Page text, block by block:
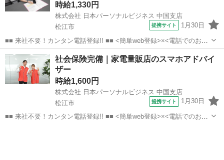
時給1,330円
株式会社 日本パーソナルビジネス 中国支店
松江市
提携サイト 1月30日
■■ 来社不要！カンタン電話登録!! ■■ <簡単web登録>×<電話でのお仕
事紹介> で、来社なくお仕事探しが可能です♪ 基本情報を入力したら
電話で希望を伝えるだけでOK★ 営業、ラウンダー、事務のお仕事も
あります♪ ご希...
島根 松江市 店長
社会保険完備｜家電量販店のスマホアドバイ
ザー
時給1,600円
株式会社 日本パーソナルビジネス 中国支店
松江市
提携サイト 1月30日
■■ 来社不要！カンタン電話登録!! ■■ <簡単web登録>×<電話でのお仕